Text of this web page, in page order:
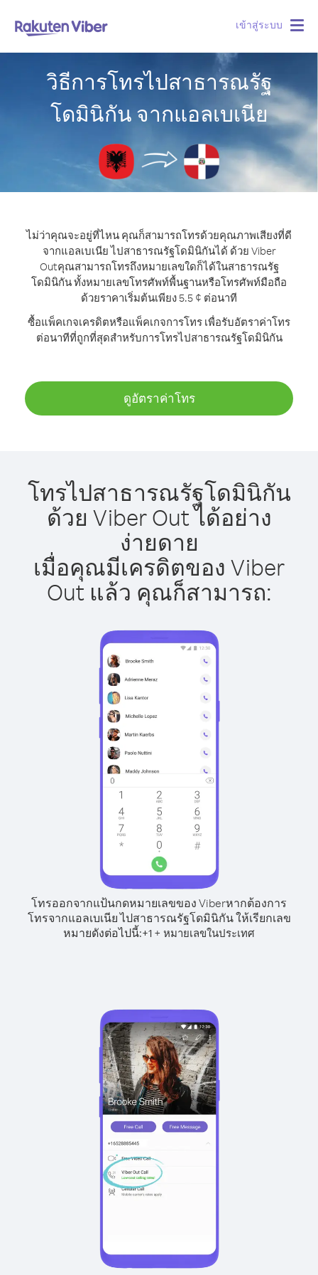
เข้าสู่ระบบ
วิธีการโทรไปสาธารณรัฐ
โดมินิกัน จากแอลเบเนีย
ไม่ว่าคุณจะอยู่ที่ไหน คุณก็สามารถโทรด้วยคุณภาพเสียงที่ดี
จากแอลเบเนีย ไปสาธารณรัฐโดมินิกันได้ ด้วย Viber
Outคุณสามารถโทรถึงหมายเลขใดก็ได้ในสาธารณรัฐ
โดมินิกัน ทั้งหมายเลขโทรศัพท์พื้นฐานหรือโทรศัพท์มือถือ
ด้วยราคาเริ่มต้นเพียง 5.5 ¢ ต่อนาที
ซื้อแพ็คเกจเครดิตหรือแพ็คเกจการโทร เพื่อรับอัตราค่าโทร
ต่อนาทีที่ถูกที่สุดสำหรับการโทรไปสาธารณรัฐโดมินิกัน
ดูอัตราค่าโทร
โทรไปสาธารณรัฐโดมินิกัน
ด้วย Viber Out ได้อย่าง
ง่ายดาย
เมื่อคุณมีเครดิตของ Viber
Out แล้ว คุณก็สามารถ:
โทรออกจากแป้นกดหมายเลขของ Viberหากต้องการ
โทรจากแอลเบเนีย ไปสาธารณรัฐโดมินิกัน ให้เรียกเลข
หมายดังต่อไปนี้:+1 + หมายเลขในประเทศ